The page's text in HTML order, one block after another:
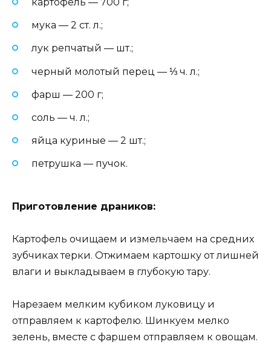
мука — 2 ст. л.;
лук репчатый — шт.;
черный молотый перец — ⅓ ч. л.;
фарш — 200 г;
соль — ч. л.;
яйца куриные — 2 шт.;
петрушка — пучок.
Приготовление драников:
Картофель очищаем и измельчаем на средних
зубчиках терки. Отжимаем картошку от лишней
влаги и выкладываем в глубокую тару.
Нарезаем мелким кубиком луковицу и
отправляем к картофелю. Шинкуем мелко
зелень, вместе с фаршем отправляем к овощам.